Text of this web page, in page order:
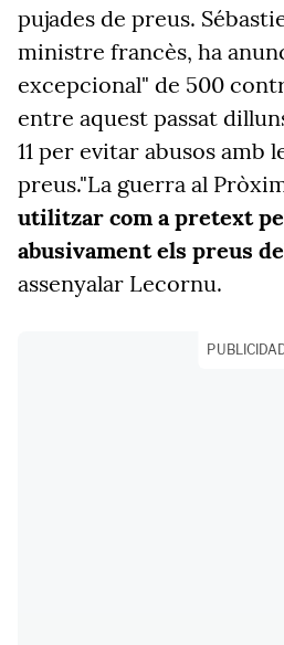
pujades de preus.
ministre francès, ha
excepcional" de 500
entre aquest passat
11 per evitar abusos amb
preus."La guerra al
utilitzar com a pretext
abusivament els preus
assenyalar Lecornu.